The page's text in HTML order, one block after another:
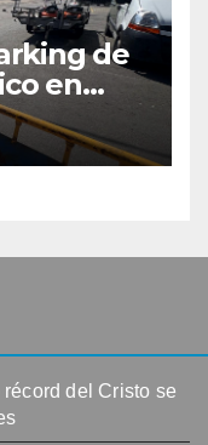
de
en
del Cristo se